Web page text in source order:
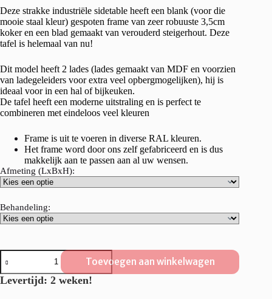
tot
€438,-
Deze strakke industriële sidetable heeft een blank (voor die
mooie staal kleur) gespoten frame van zeer robuuste 3,5cm
koker en een blad gemaakt van verouderd steigerhout. Deze
tafel is helemaal van nu!
Dit model heeft 2 lades (lades gemaakt van MDF en voorzien
van ladegeleiders voor extra veel opbergmogelijken), hij is
ideaal voor in een hal of bijkeuken.
De tafel heeft een moderne uitstraling en is perfect te
combineren met eindeloos veel kleuren
Frame is uit te voeren in diverse RAL kleuren.
Het frame word door ons zelf gefabriceerd en is dus
makkelijk aan te passen aan al uw wensen.
Afmeting (LxBxH):
Behandeling:
Steigerhouten
Sidetable
"Flevoland"
industrieel.
Toevoegen aan winkelwagen
Levertijd: 2 weken!